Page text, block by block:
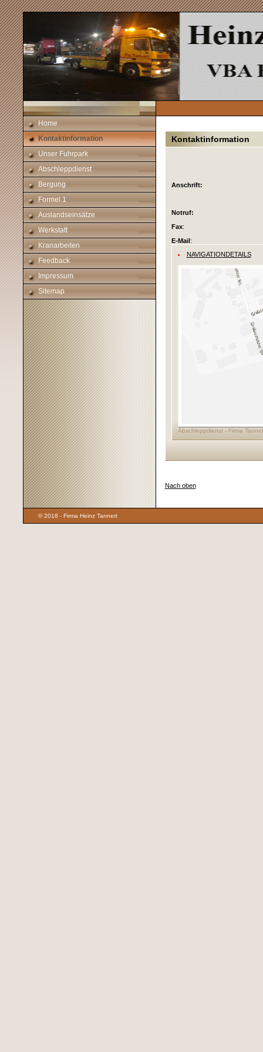
Home
Kontaktinformation
Unser Fuhrpark
Abschleppdienst
Bergung
Formel 1
Auslandseinsätze
Werkstatt
Kranarbeiten
Feedback
Impressum
Sitemap
Kontaktinformation
Anschrift:
Notruf:
Fax:
E-Mail:
NAVIGATIONDETAILS
Abschleppdienst - Firma
Nach oben
© 2018 - Firma Heinz Tannert